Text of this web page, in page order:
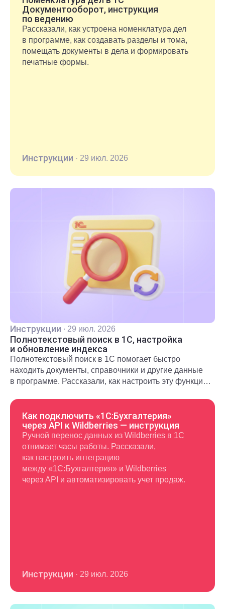
Документооборот, инструкция
по ведению
Рассказали, как устроена номенклатура дел
в программе, как создавать разделы и тома,
помещать документы в дела и формировать
печатные формы.
Инструкции · 29 июл. 2026
Инструкции · 29 июл. 2026
Полнотекстовый поиск в 1С, настройка
и обновление индекса
Полнотекстовый поиск в 1С помогает быстро
находить документы, справочники и другие данные
в программе. Рассказали, как настроить эту функцию
Как подключить «1С:Бухгалтерия»
через API к Wildberries — инструкция
Ручной перенос данных из Wildberries в 1С
отнимает часы работы. Рассказали,
как настроить интеграцию
между «1С:Бухгалтерия» и Wildberries
через API и автоматизировать учет продаж.
Инструкции · 29 июл. 2026